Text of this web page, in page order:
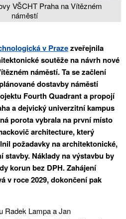
VŠCHT Praha na Vítězném
náměstí
v Prazezveřejnila
soutěže na návrh nové
náměstí. Ta se začlení
dostavby náměstí
Fourth Quadrant a propojí
a dejvický univerzitní kampus
porota vybrala na první místo
architecture, který
požadavky na architektonické,
stavby. Náklady na výstavbu by
korun bez DPH. Zahájení
v roce 2029, dokončení pak
Radek Lampa a Jan